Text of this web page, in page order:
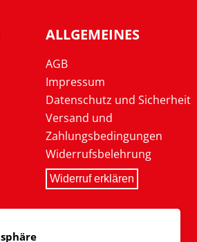
ALLGEMEINES
AGB
Impressum
Datenschutz und Sicherheit
Versand und
Zahlungsbedingungen
Widerrufsbelehrung
Widerruf erklären